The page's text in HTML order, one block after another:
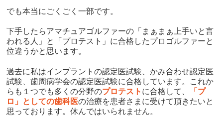
でも本当にごくごく一部です。
下手したらアマチュアゴルファーの「まぁまぁ上手いと言
われる人」と「プロテスト」に合格したプロゴルファーと
位違うかと思います。
過去に私はインプラントの認定医試験、かみ合わせ認定医
試験、歯周病学会の認定医試験に合格しています。これか
らも１つでも多くの分野のプロテスト に合格して、
「プ
ロ」としての歯科医の治療を患者さまに受けて頂きたいと
思っております。休んではいられません。